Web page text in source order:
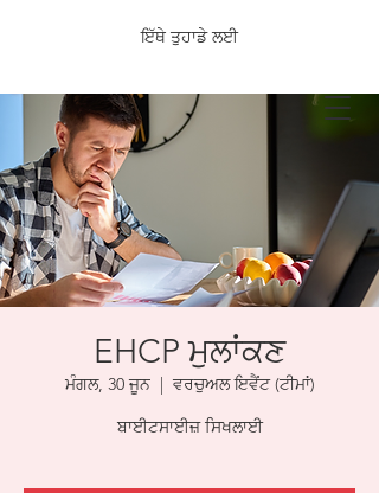
ਇੱਥੇ ਤੁਹਾਡੇ ਲਈ
EHCP ਮੁਲਾਂਕਣ
ਮੰਗਲ, 30 ਜੂਨ
  |
ਵਰਚੁਅਲ ਇਵੈਂਟ (ਟੀਮਾਂ)
ਬਾਈਟਸਾਈਜ਼ ਸਿਖਲਾਈ